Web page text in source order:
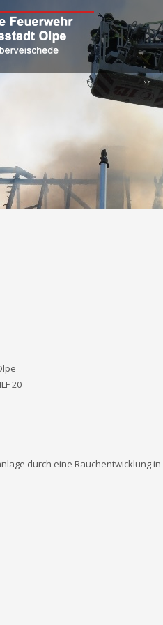
20
durch eine Rauchentwicklung